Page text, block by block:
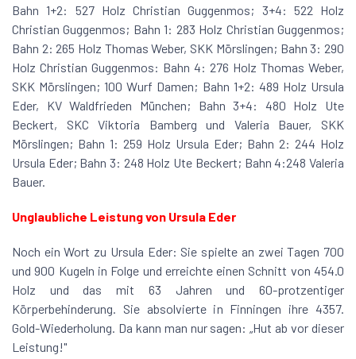
Bahn 1+2: 527 Holz Christian Guggenmos; 3+4: 522 Holz
Christian Guggenmos; Bahn 1: 283 Holz Christian Guggenmos;
Bahn 2: 265 Holz Thomas Weber, SKK Mörslingen; Bahn 3: 290
Holz Christian Guggenmos: Bahn 4: 276 Holz Thomas Weber,
SKK Mörslingen; 100 Wurf Damen; Bahn 1+2: 489 Holz Ursula
Eder, KV Waldfrieden München; Bahn 3+4: 480 Holz Ute
Beckert, SKC Viktoria Bamberg und Valeria Bauer, SKK
Mörslingen; Bahn 1: 259 Holz Ursula Eder; Bahn 2: 244 Holz
Ursula Eder; Bahn 3: 248 Holz Ute Beckert; Bahn 4:248 Valeria
Bauer.
Unglaubliche Leistung von Ursula Eder
Noch ein Wort zu Ursula Eder: Sie spielte an zwei Tagen 700
und 900 Kugeln in Folge und erreichte einen Schnitt von 454.0
Holz und das mit 63 Jahren und 60-protzentiger
Körperbehinderung. Sie absolvierte in Finningen ihre 4357.
Gold-Wiederholung. Da kann man nur sagen: „Hut ab vor dieser
Leistung!"